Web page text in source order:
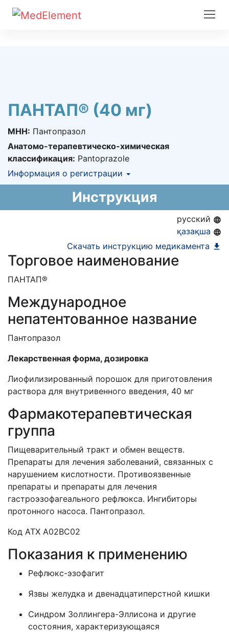
ПАНТАП® (40 мг)
МНН: Пантопразол
Анатомо-терапевтическо-химическая
классификация: Pantoprazole
Информация о регистрации
Информация о регистрации в РК:07.08.2020 -
Инструкция
русский
қазақша
Скачать инструкцию медикамента
Торговое наименование
ПАНТАП®
Международное
непатентованное название
Пантопразол
Лекарственная форма, дозировка
Лиофилизированный порошок для приготовления
раствора для внутривенного введения, 40 мг
Фармакотерапевтическая
группа
Пищеварительный тракт и обмен веществ.
Препараты для лечения заболеваний, связанных с
нарушением кислотности. Противоязвенные
препараты и препараты для лечения
гастроэзофагеального рефлюкса. Ингибиторы
протонного насоса. Пантопразол.
Код АТХ A02BC02
Показания к применению
Рефлюкс-эзофагит
Язвы желудка и двенадцатиперстной кишки
Синдром Золлингера-Эллисона и другие
состояния, характеризующаяся